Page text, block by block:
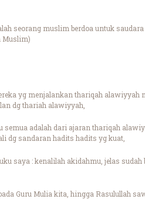
seorang muslim berdoa untuk saudara
Muslim)
yg menjalankan thariqah alawiyyah
dg thariah alawiyyah,
adalah dari ajaran thariqah
dg sandaran hadits hadits yg kuat,
saya : kenalilah akidahmu, jelas sudah
Guru Mulia kita, hingga Rasulullah